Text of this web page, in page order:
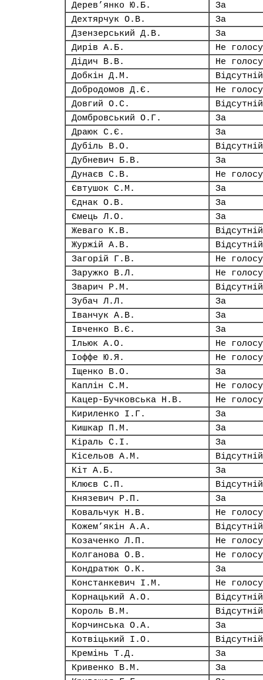
Дерев’янко Ю.Б.
За
Дехтярчук О.В.
За
Дзензерський Д.В.
За
Дирів А.Б.
Не
Дідич В.В.
Не
Добкін Д.М.
Відсутній
Добродомов Д.Є.
Не
Довгий О.С.
Відсутній
Домбровський О.Г.
За
Драюк С.Є.
За
Дубіль В.О.
Відсутній
Дубневич Б.В.
За
Дунаєв С.В.
Не
Євтушок С.М.
За
Єднак О.В.
За
Ємець Л.О.
За
Жеваго К.В.
Відсутній
Журжій А.В.
Відсутній
Загорій Г.В.
Не
Заружко В.Л.
Не
Зварич Р.М.
Відсутній
Зубач Л.Л.
За
Іванчук А.В.
За
Івченко В.Є.
За
Ільюк А.О.
Не
Іоффе Ю.Я.
Не
Іщенко В.О.
За
Каплін С.М.
Не
Кацер-Бучковська Н.В.
Не
Кириленко І.Г.
За
Кишкар П.М.
За
Кіраль С.І.
За
Кісельов А.М.
Відсутній
Кіт А.Б.
За
Клюєв С.П.
Відсутній
Князевич Р.П.
За
Ковальчук Н.В.
Не
Кожем’якін А.А.
Відсутній
Козаченко Л.П.
Не
Колганова О.В.
Не
Кондратюк О.К.
За
Констанкевич І.М.
Не
Корнацький А.О.
Відсутній
Король В.М.
Відсутній
Корчинська О.А.
За
Котвіцький І.О.
Відсутній
Кремінь Т.Д.
За
Кривенко В.М.
За